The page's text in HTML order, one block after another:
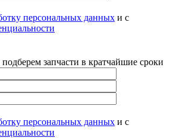
персональных данных и с
запчасти в кратчайшие сроки
персональных данных и с